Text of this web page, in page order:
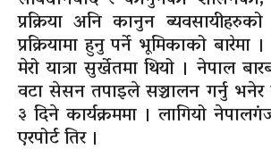
प्रक्रिया अनि कानुन
प्रक्रियामा हुनु पर्ने भूमिकाको
मेरो यात्रा सुर्खेतमा थियो । नेपाल
वटा सेसन तपाइले सञ्चालन गर्नु भनेर
३ दिने कार्यक्रममा । लागियो
एरपोर्ट तिर ।